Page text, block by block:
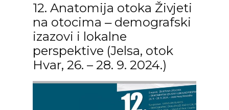
12. Anatomija otoka Živjeti
na otocima ‒ demografski
izazovi i lokalne
perspektive (Jelsa, otok
Hvar, 26. – 28. 9. 2024.)